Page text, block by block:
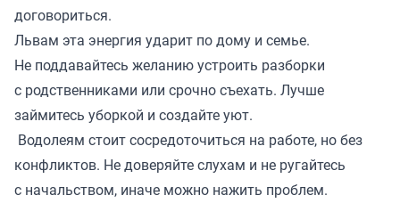
договориться.
Львам эта энергия ударит по дому и семье.
Не поддавайтесь желанию устроить разборки
с родственниками или срочно съехать. Лучше
займитесь уборкой и создайте уют.
Водолеям стоит сосредоточиться на работе, но без
конфликтов. Не доверяйте слухам и не ругайтесь
с начальством, иначе можно нажить проблем.